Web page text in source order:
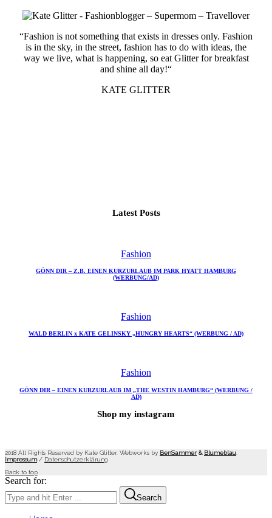
“Fashion is not something that exists in dresses only. Fashion
is in the sky, in the street, fashion has to do with ideas, the
way we live, what is happening, so eat Glitter for breakfast
and shine all day!“
KATE GLITTER
Latest Posts
Fashion
GÖNN DIR – Z.B. EINEN KURZURLAUB IM PARK HYATT HAMBURG
(WERBUNG/AD)
Fashion
WALD BERLIN x KATE GELINSKY „HUNGRY HEARTS“ (WERBUNG / AD)
Fashion
GÖNN DIR – EINEN KURZURLAUB IM „THE WESTIN HAMBURG“ (WERBUNG /
AD)
Shop my instagram
2018 All Rights Reserved by Kate Glitter. Webworks by BenSammer & Blumeblau
Impressum/ Datenschutzerklärung
Back to top
Search for:
Search